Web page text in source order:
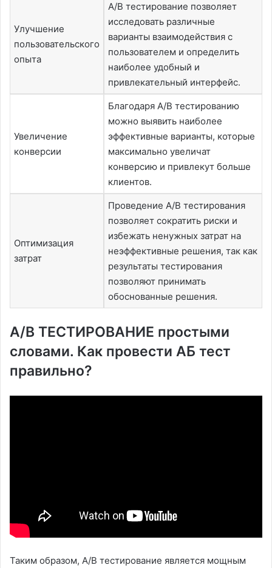
Улучшение
пользовательского
опыта
A/B тестирование позволяет
исследовать различные
варианты взаимодействия с
пользователем и определить
наиболее удобный и
привлекательный интерфейс.
Увеличение
конверсии
Благодаря A/B тестированию
можно выявить наиболее
эффективные варианты, которые
максимально увеличат
конверсию и привлекут больше
клиентов.
Оптимизация
затрат
Проведение A/B тестирования
позволяет сократить риски и
избежать ненужных затрат на
неэффективные решения, так как
результаты тестирования
позволяют принимать
обоснованные решения.
A/B ТЕСТИРОВАНИЕ простыми
словами. Как провести АБ тест
правильно?
Таким образом, A/B тестирование является мощным